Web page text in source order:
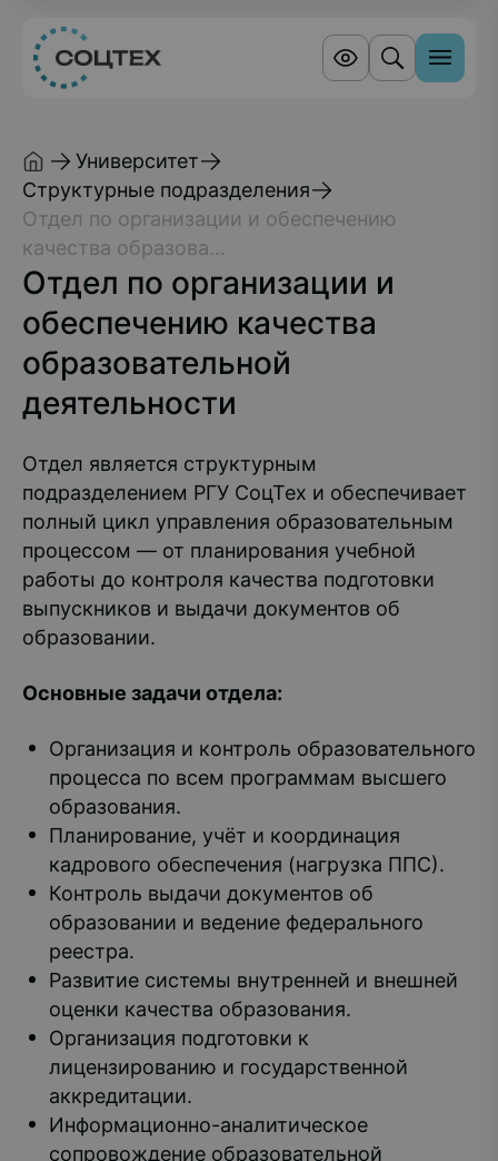
Университет
Структурные подразделения
Отдел по организации и обеспечению
качества образова...
Отдел по организации и
обеспечению качества
образовательной
деятельности
Отдел является структурным
подразделением РГУ СоцТех и обеспечивает
полный цикл управления образовательным
процессом — от планирования учебной
работы до контроля качества подготовки
выпускников и выдачи документов об
образовании.
Основные задачи отдела:
Организация и контроль образовательного
процесса по всем программам высшего
образования.
Планирование, учёт и координация
кадрового обеспечения (нагрузка ППС).
Контроль выдачи документов об
образовании и ведение федерального
реестра.
Развитие системы внутренней и внешней
оценки качества образования.
Организация подготовки к
лицензированию и государственной
аккредитации.
Информационно-аналитическое
сопровождение образовательной